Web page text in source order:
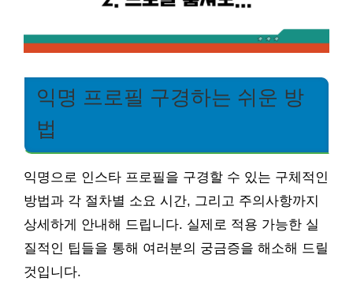
익명 프로필 구경하는 쉬운 방
법
익명으로 인스타 프로필을 구경할 수 있는 구체적인
방법과 각 절차별 소요 시간, 그리고 주의사항까지
상세하게 안내해 드립니다. 실제로 적용 가능한 실
질적인 팁들을 통해 여러분의 궁금증을 해소해 드릴
것입니다.